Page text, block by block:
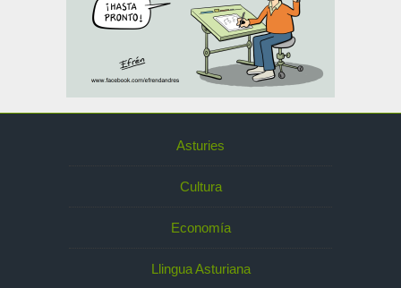
Asturies
Cultura
Economía
Llingua Asturiana